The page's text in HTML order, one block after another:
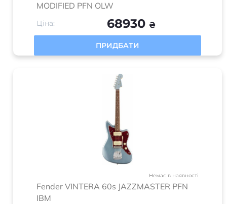
MODIFIED PFN OLW
Ціна: 68930 ₴
ПРИДБАТИ
Немає в наявності
Fender VINTERA 60s JAZZMASTER PFN
IBM